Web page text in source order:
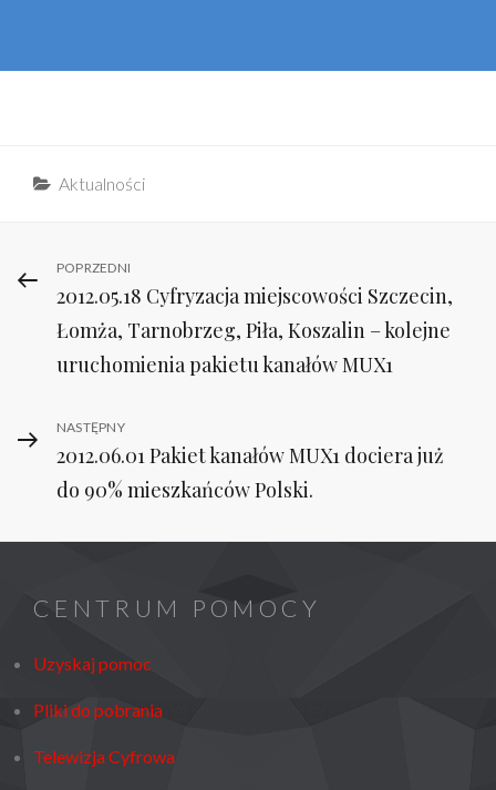
Categories
Aktualności
Nawigacja
wpisu
Previous
Post
POPRZEDNI
2012.05.18 Cyfryzacja miejscowości Szczecin,
Łomża, Tarnobrzeg, Piła, Koszalin – kolejne
uruchomienia pakietu kanałów MUX1
Next
Post
NASTĘPNY
2012.06.01 Pakiet kanałów MUX1 dociera już
do 90% mieszkańców Polski.
CENTRUM POMOCY
Uzyskaj pomoc
Pliki do pobrania
Telewizja Cyfrowa